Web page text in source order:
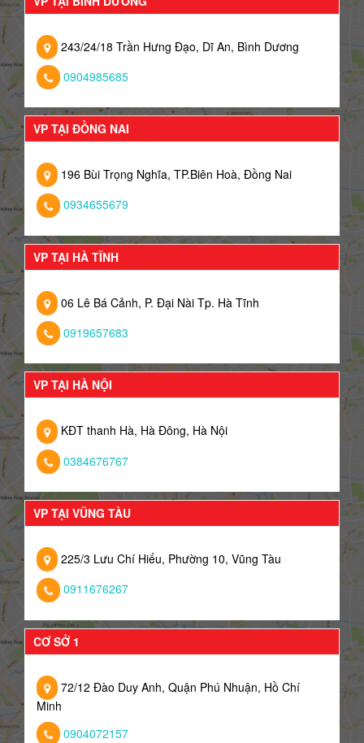
243/24/18 Trần Hưng Đạo, Dĩ An, Bình Dương
0904985685
VP TẠI ĐỒNG NAI
196 Bùi Trọng Nghĩa, TP.Biên Hoà, Đồng Nai
0934655679
VP TẠI HÀ TĨNH
06 Lê Bá Cảnh, P. Đại Nài Tp. Hà Tĩnh
0919657683
VP TẠI HÀ NỘI
KĐT thanh Hà, Hà Đông, Hà Nội
0384676767
VP TẠI VŨNG TÀU
225/3 Lưu Chí Hiếu, Phường 10, Vũng Tàu
0911676267
CƠ SỞ 1
72/12 Đào Duy Anh, Quận Phú Nhuận, Hồ Chí
Minh
0904072157